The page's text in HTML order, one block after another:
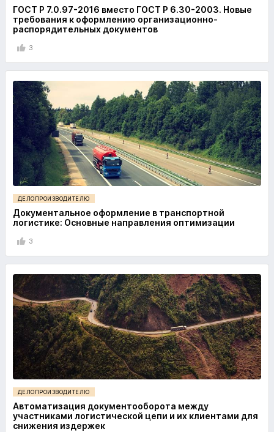
ГОСТ Р 7.0.97-2016 вместо ГОСТ Р 6.30-2003. Новые
требования к оформлению организационно-
распорядительных документов
3
ДЕЛОПРОИЗВОДИТЕЛЮ
Документальное оформление в транспортной
логистике: Основные направления оптимизации
3
ДЕЛОПРОИЗВОДИТЕЛЮ
Автоматизация документооборота между
участниками логистической цепи и их клиентами для
снижения издержек